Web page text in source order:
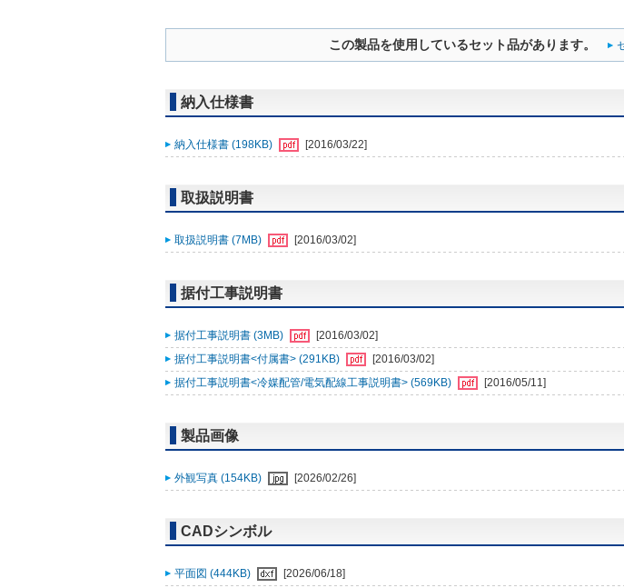
この製品を使用しているセット品があります。
納入仕様書
納入仕様書 (198KB) [2016/03/22]
取扱説明書
取扱説明書 (7MB) [2016/03/02]
据付工事説明書
据付工事説明書 (3MB)
[2016/03/02]
据付工事説明書<付属書> (291KB)
[2016/03/02]
据付工事説明書<冷媒配管/電気配線工事説明書> (569KB)
[2016/05/11]
製品画像
外観写真 (154KB) [2026/02/26]
CADシンボル
平面図 (444KB) [2026/06/18]